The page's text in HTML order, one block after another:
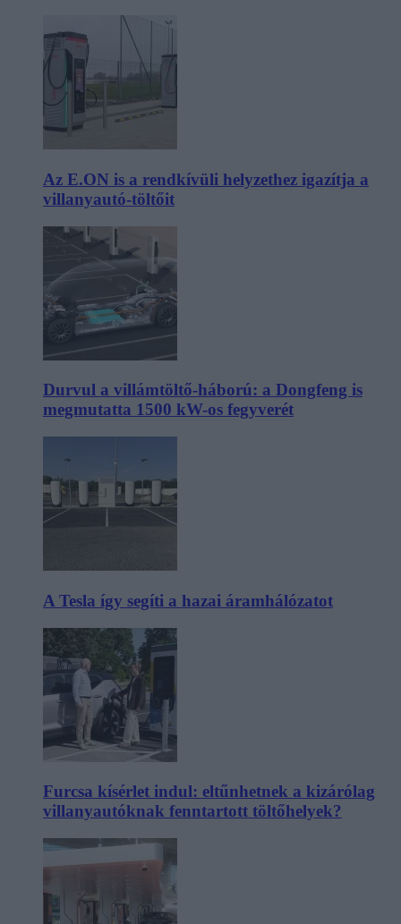
Az E.ON is a rendkívüli helyzethez igazítja a
villanyautó-töltőit
Durvul a villámtöltő-háború: a Dongfeng is
megmutatta 1500 kW-os fegyverét
A Tesla így segíti a hazai áramhálózatot
Furcsa kísérlet indul: eltűnhetnek a kizárólag
villanyautóknak fenntartott töltőhelyek?